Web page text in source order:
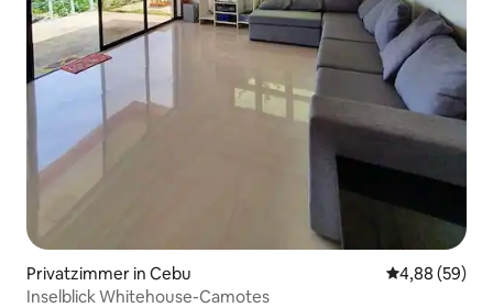
Privatzimmer in Cebu
4,88 (59)
Inselblick Whitehouse-Camotes